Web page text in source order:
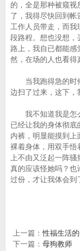
的，全是那种被窥视
了，我得尽快回到
工作人员带走，而
段路程。想也没想，
路上，我自已都能感
然，在场的人也看得
当我跑得急的时候
边扫了过来，这下，
我不知道我是怎么
已经让我的身体彻
内裤，明显能摸到
裸着身体，用双手悟
上不由又泛起一阵
真的应该怪她吗？也
过份，才让我体会到
上一篇：性福生活
下一篇： 母狗教师